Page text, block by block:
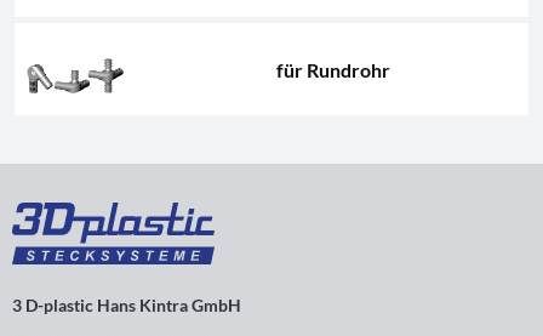
für Rundrohr
3 D-plastic Hans Kintra GmbH